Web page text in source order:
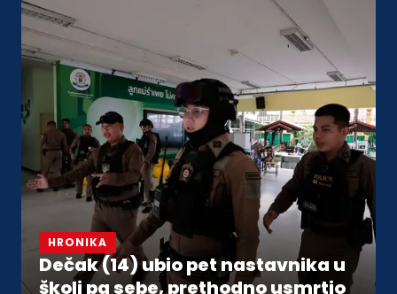
HRONIKA
Dečak (14) ubio pet nastavnika u
školi pa sebe, prethodno usmrtio